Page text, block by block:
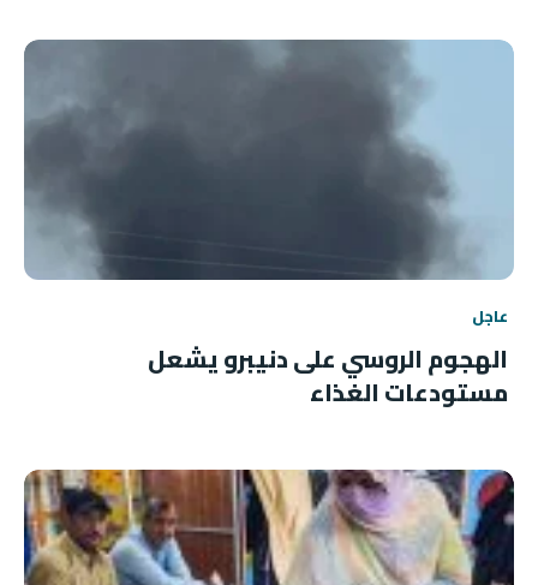
عاجل
الهجوم الروسي على دنيبرو يشعل
مستودعات الغذاء